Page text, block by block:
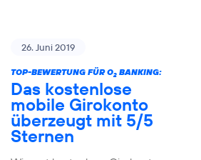
26. Juni 2019
TOP-BEWERTUNG FÜR O2BANKING:
Das kostenlose
mobile Girokonto
überzeugt mit 5/5
Sternen